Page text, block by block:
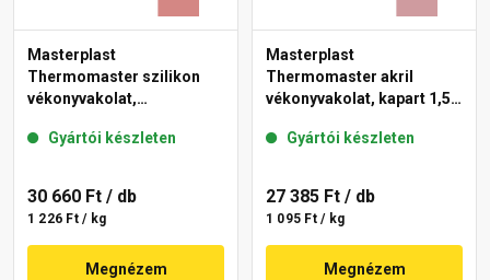
Masterplast
Thermomaster szilikon
vékonyvakolat,
21-D 25 kg
Gyártói készleten
30 660 Ft / db
1 226 Ft / kg
Megnézem
Masterplast
Thermomaster akril
vékonyvakolat, kapart 1,5
Gyártói készleten
27 385 Ft / db
1 095 Ft / kg
Megnézem